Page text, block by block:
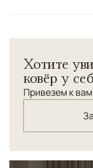
Хотите
ковёр у
Привезем к